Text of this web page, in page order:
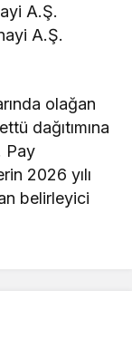
A.Ş.
A.Ş.
olağan
dağıtımına
Pay
2026 yılı
belirleyici